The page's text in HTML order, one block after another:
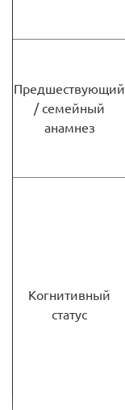
Предшествующий
/ семейный
анамнез
Когнитивный
статус